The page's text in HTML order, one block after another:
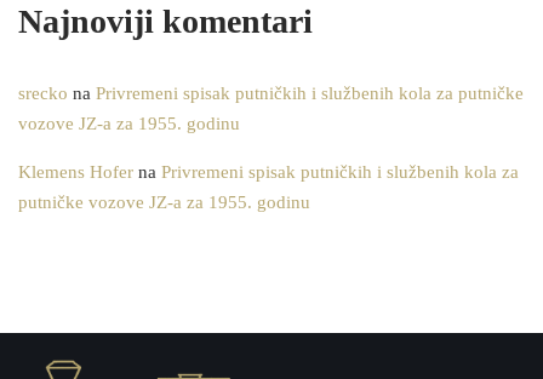
Najnoviji komentari
srecko na Privremeni spisak putničkih i službenih kola za putničke
vozove JZ-a za 1955. godinu
Klemens Hofer na Privremeni spisak putničkih i službenih kola za
putničke vozove JZ-a za 1955. godinu